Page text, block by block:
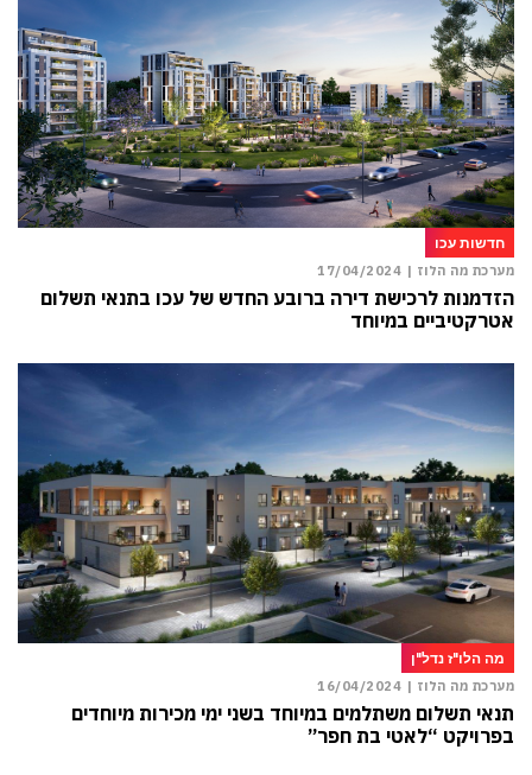
חדשות עכו
מערכת מה הלוז | 17/04/2024
הזדמנות לרכישת דירה ברובע החדש של עכו בתנאי תשלום
אטרקטיביים במיוחד
מה הלו"ז נדל"ן
מערכת מה הלוז | 16/04/2024
תנאי תשלום משתלמים במיוחד בשני ימי מכירות מיוחדים
בפרויקט “לאטי בת חפר”